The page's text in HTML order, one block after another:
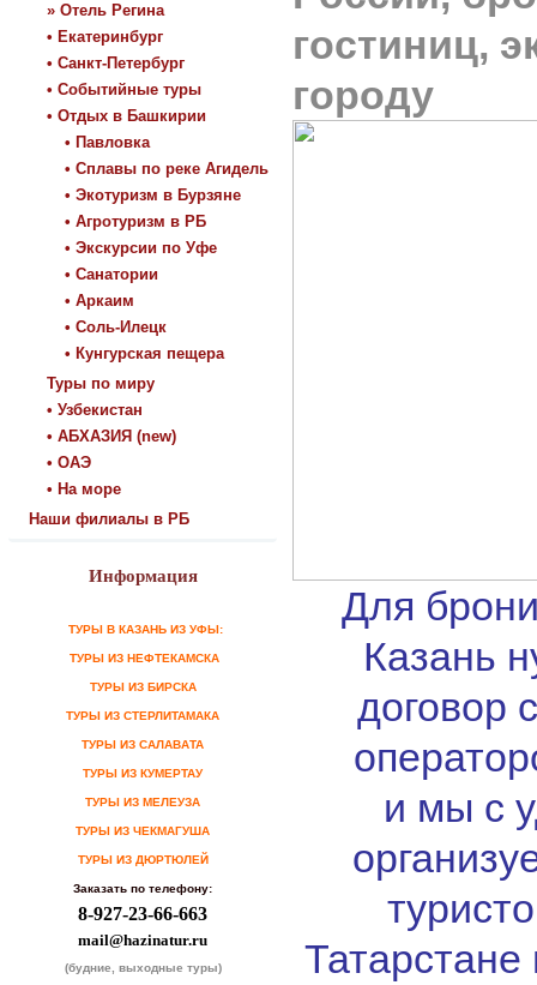
» Отель Регина
• Екатеринбург
• Санкт-Петербург
• Событийные туры
• Отдых в Башкирии
• Павловка
• Сплавы по реке Агидель
• Экотуризм в Бурзяне
• Агротуризм в РБ
• Экскурсии по Уфе
• Санатории
• Аркаим
• Соль-Илецк
• Кунгурская пещера
Туры по миру
• Узбекистан
• АБХАЗИЯ (new)
• ОАЭ
• На море
Наши филиалы в РБ
Информация
ТУРЫ В КАЗАНЬ ИЗ УФЫ:
ТУРЫ ИЗ НЕФТЕКАМСКА
ТУРЫ ИЗ БИРСКА
ТУРЫ ИЗ СТЕРЛИТАМАКА
ТУРЫ ИЗ САЛАВАТА
ТУРЫ ИЗ КУМЕРТАУ
ТУРЫ ИЗ МЕЛЕУЗА
ТУРЫ ИЗ ЧЕКМАГУША
ТУРЫ ИЗ ДЮРТЮЛЕЙ
Заказать по телефону:
8-927-23-66-663
mail@hazinatur.ru
(будние, выходные туры)
гостиниц,
городу
Для
Казань
договор
и мы с